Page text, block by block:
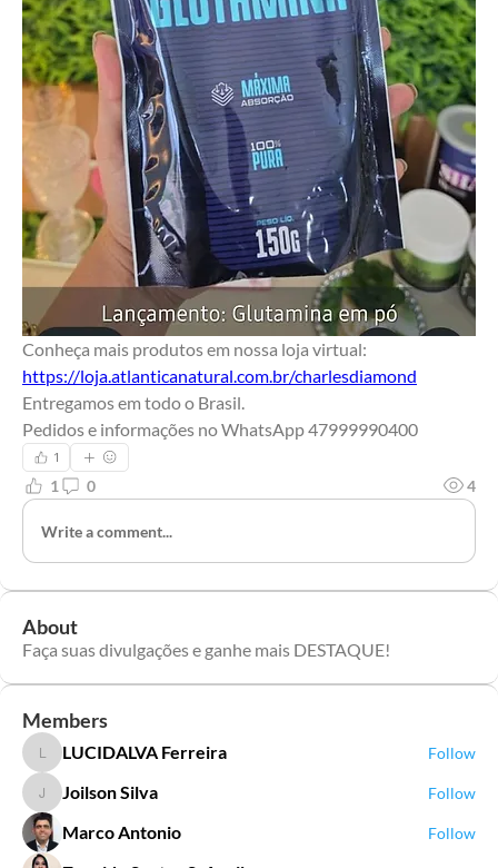
Conheça mais produtos em nossa loja virtual:
https://loja.atlanticanatural.com.br/charlesdiamond
Entregamos em todo o Brasil.
Pedidos e informações no WhatsApp 47999990400
1
1 0 4
Write a comment...
About
Faça suas divulgações e ganhe mais DESTAQUE!
Members
LUCIDALVA Ferreira
LUCIDALVA Ferreira Follow
Joilson Silva
Joilson Silva Follow
Marco Antonio Follow